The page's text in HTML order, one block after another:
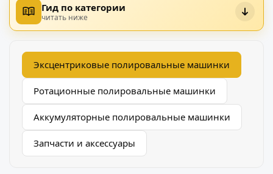
Гид по категории
читать ниже
Эксцентриковые полировальные машинки
Ротационные полировальные машинки
Аккумуляторные полировальные машинки
Запчасти и аксессуары